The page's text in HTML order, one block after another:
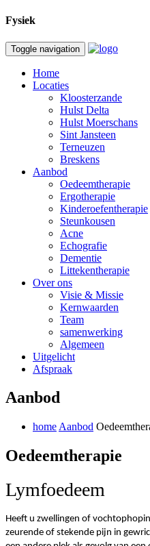
Fysiek
Toggle navigation
Home
Locaties
Kloosterzande
Hulst Delta
Hulst Moerschans
Sint Jansteen
Terneuzen
Breskens
Aanbod
Oedeemtherapie
Ergotherapie
Kinderoefentherapie
Steunkousen
Acne
Echografie
Dementie
Littekentherapie
Over ons
Visie & Missie
Kernwaarden
Team
samenwerking
Algemeen
Uitgelicht
Afspraak
Aanbod
home Aanbod
Oedeemtherapie
Lymfoedeem
Heeft u zwellingen of
zeurende of stekende pijn in